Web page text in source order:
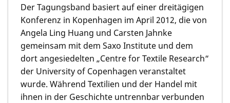
Der Tagungsband basiert auf einer dreitägigen
Konferenz in Kopenhagen im April 2012, die von
Angela Ling Huang und Carsten Jahnke
gemeinsam mit dem Saxo Institute und dem
dort angesiedelten „Centre for Textile Research“
der University of Copenhagen veranstaltet
wurde. Während Textilien und der Handel mit
ihnen in der Geschichte untrennbar verbunden